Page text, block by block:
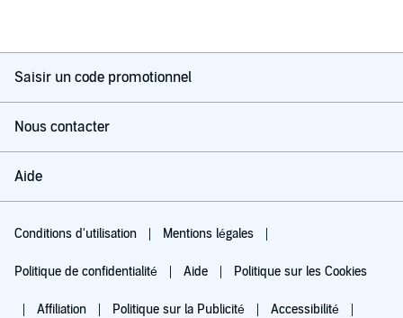
Saisir un code promotionnel
Nous contacter
Aide
Conditions d'utilisation Mentions légales
Politique de confidentialité Aide Politique sur les Cookies
Affiliation Politique sur la Publicité Accessibilité